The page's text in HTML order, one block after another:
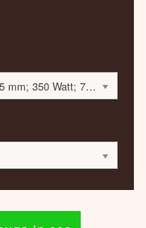
Tip: electric; Dimensiune: 1100x300x65 mm; 350 Watt; 7696 lei